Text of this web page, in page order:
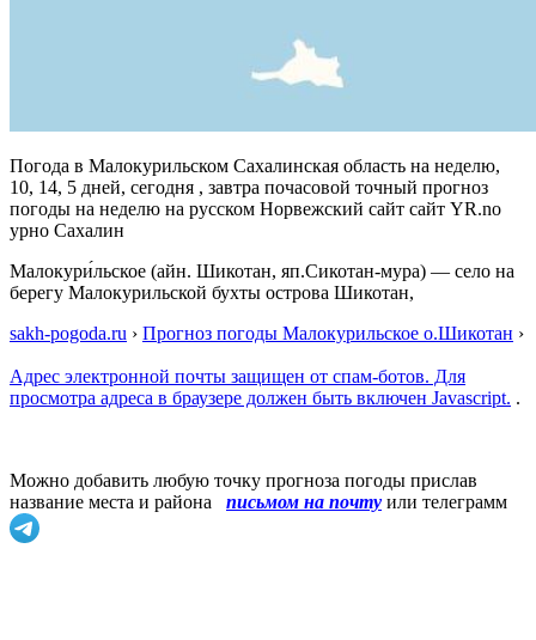
Погода в Малокурильском Сахалинская область на неделю,
10, 14, 5 дней, сегодня , завтра почасовой точный прогноз
погоды на неделю на русском Норвежский сайт сайт YR.no
урно Сахалин
Малокури́льское (айн. Шикотан, яп.Сикотан-мура) — село на
берегу Малокурильской бухты острова Шикотан,
sakh-pogoda.ru › Прогноз погоды Малокурильское о.Шикотан ›
Адрес электронной почты защищен от спам-ботов. Для
просмотра адреса в браузере должен быть включен Javascript. .
Можно добавить любую точку прогноза погоды прислав
название места и района
письмом на почту или телеграмм